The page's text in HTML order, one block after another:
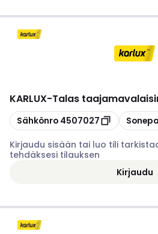
KARLUX-Talas
Kopioi
Sähkönro 4507027 Kopioi
Kirjaudu sisään tai luo tili
tehdäksesi tilauksen
Kirjaudu